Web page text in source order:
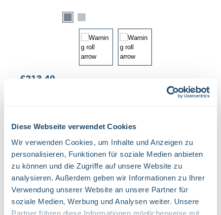
Diese Webseite verwendet Cookies
Wir verwenden Cookies, um Inhalte und Anzeigen zu
personalisieren, Funktionen für soziale Medien anbieten
zu können und die Zugriffe auf unsere Website zu
analysieren. Außerdem geben wir Informationen zu Ihrer
Verwendung unserer Website an unsere Partner für
soziale Medien, Werbung und Analysen weiter. Unsere
Partner führen diese Informationen möglicherweise mit
Regular price:
€213.40
Select
Größe
2500 X 3 CM
2500 X 6 CM
Product Quantity: Enter the desired amount or use the buttons to increase or decrease the
ADD TO SHOPPING CART
Product number:38.7443